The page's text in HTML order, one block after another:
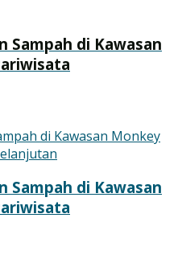
Sampah di Kawasan
Sampah di Kawasan